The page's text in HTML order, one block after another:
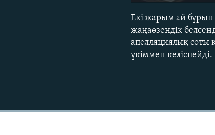
Екі жарым ай бұрын
жаңаөзендік
апелляциялық соты
үкіммен келіспейді.